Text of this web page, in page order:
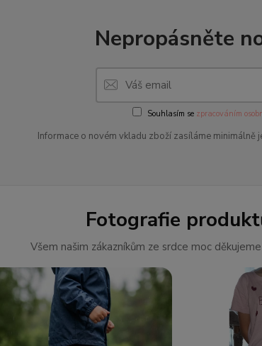
Nepropásněte
Souhlasím se zpracováním
Informace o novém vkladu zboží zasíláme minimálně
Fotografie
Všem našim zákazníkům ze srdce moc